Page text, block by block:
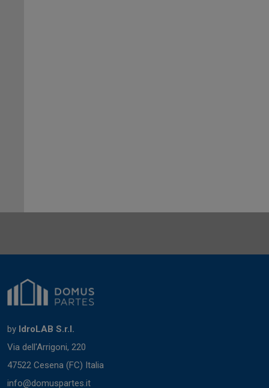
by IdroLAB S.r.l.
Via dell'Arrigoni, 220
47522 Cesena (FC) Italia
info@domuspartes.it